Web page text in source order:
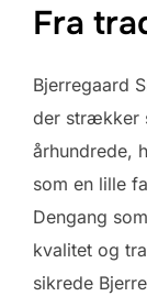
Fra
Bjerregaard
der strækker
århundrede,
som en lille
Dengang
kvalitet og
sikrede